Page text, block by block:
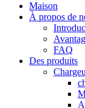
Maison
À propos de
FAQ
Des produits